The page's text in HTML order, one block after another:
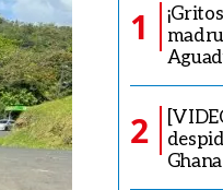
1
2
Ghana